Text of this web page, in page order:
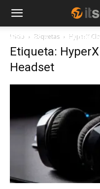
NOTICIAS
Inicio Etiquetas HyperX
Etiqueta:
Headset